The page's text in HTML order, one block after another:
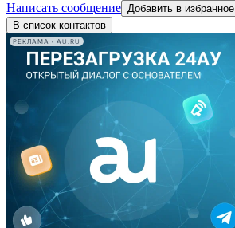
Написать сообщение Добавить в избранное
В список контактов
РЕКЛАМА • AU.RU